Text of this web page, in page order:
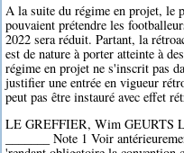
A la suite du régime en projet, le
pouvaient prétendre les
2022 sera réduit. Partant, la
est de nature à porter atteinte à
régime en projet ne s'inscrit pas
justifier une entrée en vigueur
peut pas être instauré avec effet
LE GREFFIER, Wim GEURTS
_______ Note 1 Voir